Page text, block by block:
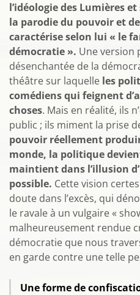
l’idéologie des Lumières
la parodie du pouvoir et
caractérise selon lui « le
démocratie ». Une version
désenchantée de la
théâtre sur laquelle les
comédiens qui feignent
choses. Mais en réalité, ils
public ; ils miment la prise
pouvoir réellement
monde, la politique
maintient dans l’illusion
possible. Cette vision
doute dans l’excès, qui
le ravale à un vulgaire «
malheureusement rendue
démocratie que nous
en garde contre une telle
Une forme de